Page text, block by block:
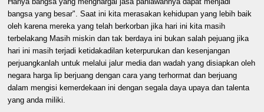
bangsa yang besar". Saat ini kita merasakan kehidupan yang lebih baik
oleh karena mereka yang telah berkorban jika hari ini kita masih
terbelakang Masih miskin dan tak berdaya ini bukan salah pejuang jika
hari ini masih terjadi ketidakadilan keterpurukan dan kesenjangan
perjuangkanlah untuk melalui jalur media dan wadah yang disiapkan oleh
negara harga lip berjuang dengan cara yang terhormat dan berjuang
dalam mengisi kemerdekaan ini dengan segala daya upaya dan talenta
yang anda miliki.